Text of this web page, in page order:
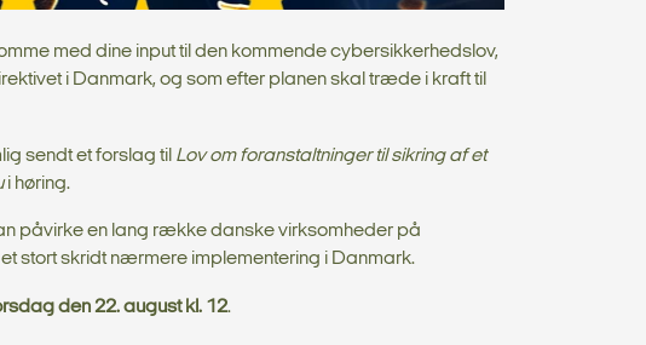
med dine input til den kommende cybersikkerhedslov,
i Danmark, og som efter planen skal træde i kraft til
sendt et forslag til Lov om foranstaltninger til sikring af et
i høring.
påvirke en lang række danske virksomheder på
stort skridt nærmere implementering i Danmark.
den 22. august kl. 12.